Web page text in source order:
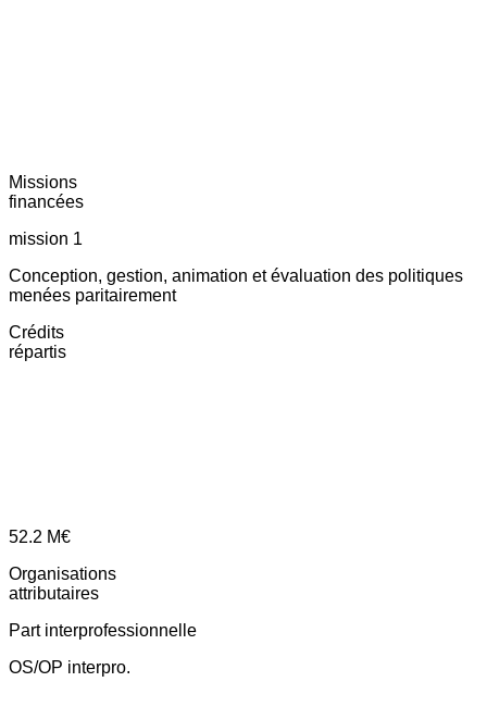
Missions
financées
mission 1
Conception, gestion, animation et évaluation des politiques
menées paritairement
Crédits
répartis
52.2 M€
Organisations
attributaires
Part interprofessionnelle
OS/OP interpro.